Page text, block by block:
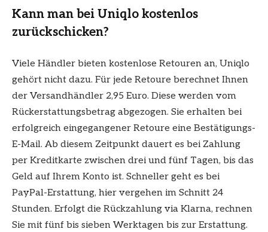
Kann man bei Uniqlo kostenlos
zurückschicken?
Viele Händler bieten kostenlose Retouren an, Uniqlo
gehört nicht dazu. Für jede Retoure berechnet Ihnen
der Versandhändler 2,95 Euro. Diese werden vom
Rückerstattungsbetrag abgezogen. Sie erhalten bei
erfolgreich eingegangener Retoure eine Bestätigungs-
E-Mail. Ab diesem Zeitpunkt dauert es bei Zahlung
per Kreditkarte zwischen drei und fünf Tagen, bis das
Geld auf Ihrem Konto ist. Schneller geht es bei
PayPal-Erstattung, hier vergehen im Schnitt 24
Stunden. Erfolgt die Rückzahlung via Klarna, rechnen
Sie mit fünf bis sieben Werktagen bis zur Erstattung.